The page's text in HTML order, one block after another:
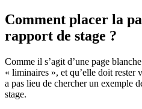
Comment placer la
rapport de stage ?
Comme il s’agit d’une page
« liminaires », et qu’elle doit rester
a pas lieu de chercher un exemple
stage.